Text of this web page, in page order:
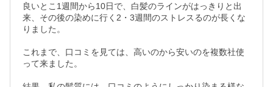
良いとこ1週間から10日で、白髪のラインがはっきりと出
来、その後の染めに行く2・3週間のストレスるのが長くな
りました。
これまで、口コミを見ては、高いのから安いのを複数社使
って来ました。